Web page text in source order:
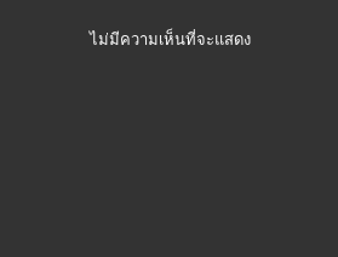
ไม่มีความเห็นที่จะแสดง